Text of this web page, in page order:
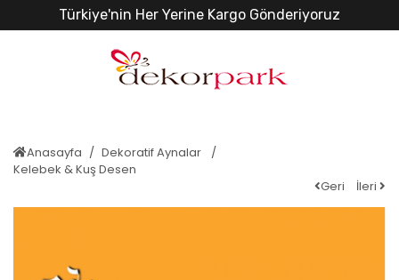
Türkiye'nin Her Yerine Kargo Gönderiyoruz
Anasayfa
Dekoratif Aynalar
Kelebek & Kuş Desen
Geri
İleri